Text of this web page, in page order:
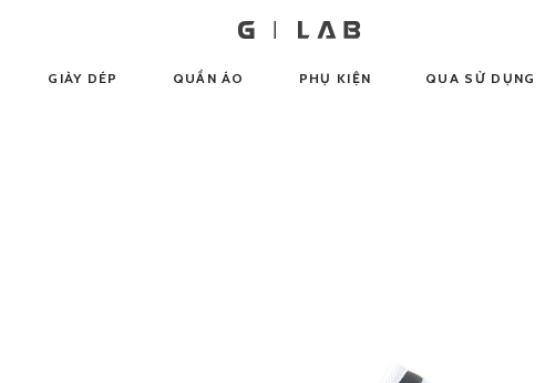
GIÀY DÉP QUẦN ÁO PHỤ KIỆN QUA SỬ DỤNG